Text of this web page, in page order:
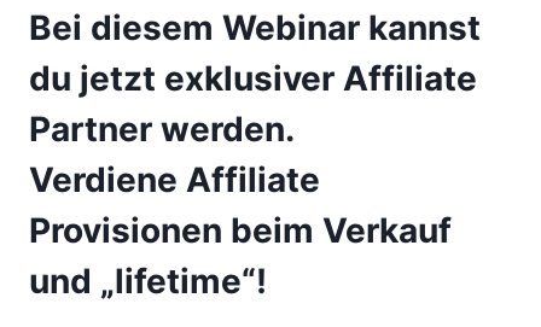
Bei diesem Webinar kannst
du jetzt exklusiver Affiliate
Partner werden.
Verdiene Affiliate
Provisionen beim Verkauf
und „lifetime“!